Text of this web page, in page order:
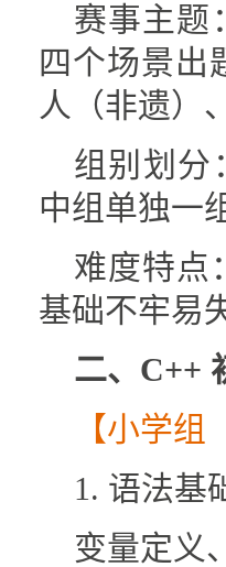
赛事主题
四个场景出
人（非遗）
组别划分
中组单独一
难度特点
基础不牢易
二、C++
【小学
1. 语法基
变量定义